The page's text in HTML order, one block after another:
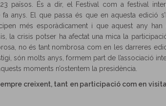
països. És a dir, el Festival com a festival
anys. El que passa és que en aquesta edició
més esporàdicament i que aquest any han
la crisis potser ha afectat una mica la
no és tant nombrosa com en les darreres
són molts anys, formem part de l’associació
moments n’ostentem la presidència.
creixent, tant en participació com en